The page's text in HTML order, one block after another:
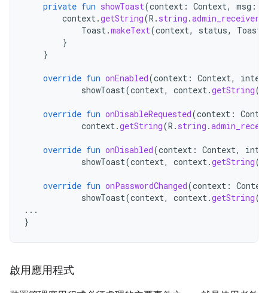
private fun showToast(context : Context, msg :
context.getString(R . string .
Toast.makeText(context, status, Toast
}
}
override fun onEnabled(context : Context,
showToast(context, context.getString(
override fun onDisableRequested(context :
context.getString(R . string .
override fun onDisabled(context : Context,
showToast(context, context.getString(
override fun onPasswordChanged(context :
showToast(context, context.getString(
...
}
啟用應用程式